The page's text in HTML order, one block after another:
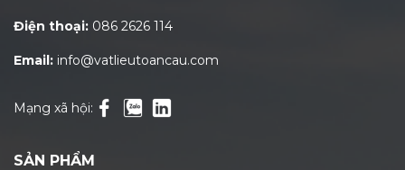
Điện thoại: 086 2626 114
Email: info@vatlieutoancau.com
Mạng xã hội:
SẢN PHẨM